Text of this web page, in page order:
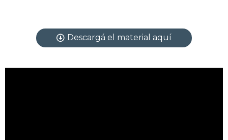
Descargá el material aquí